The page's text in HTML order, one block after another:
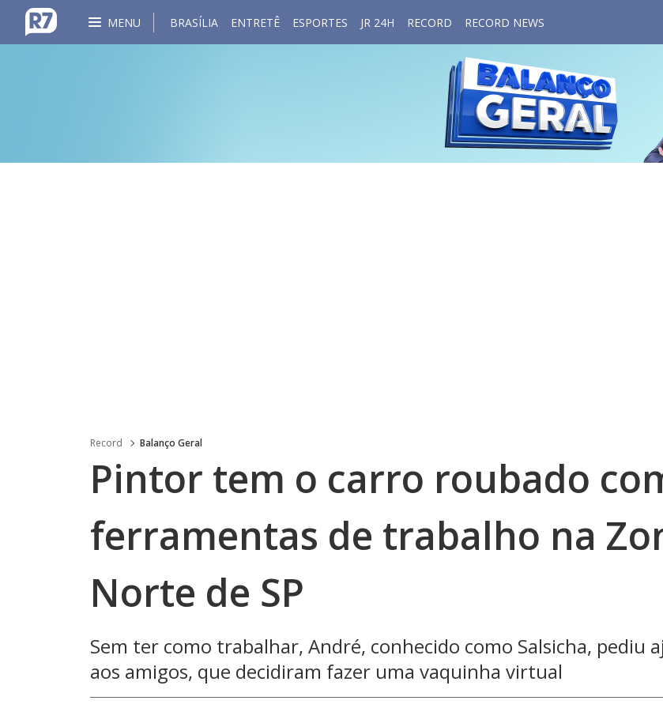
MENU BRASÍLIA ENTRETÊ ESPORTES JR 24H RECORD RECORD NEWS
Record Balanço Geral
Pintor tem o carro roubado
ferramentas de trabalho na
Norte de SP
Sem ter como trabalhar, André, conhecido como Salsicha, pediu
aos amigos, que decidiram fazer uma vaquinha virtual